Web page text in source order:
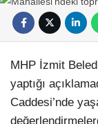
MHP İzmit
yaptığı
Caddesi’nde